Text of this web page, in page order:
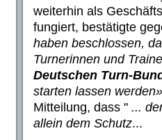
weiterhin als
fungiert, bestätigte
haben beschlossen,
Turnerinnen und
Deutschen Turn-
starten lassen
Mitteilung, dass " ...
allein dem Schutz...